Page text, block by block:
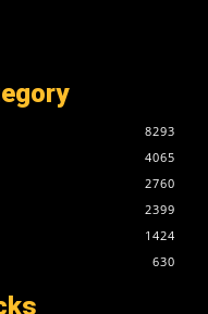
8293
4065
2760
2399
1424
630